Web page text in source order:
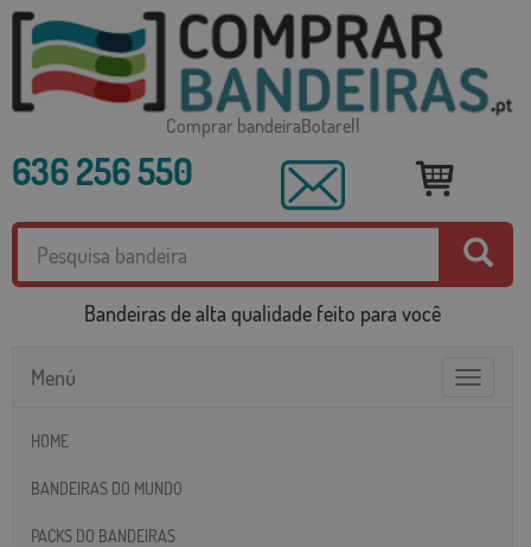
Comprar bandeiraBotarell
636 256 550
Bandeiras de alta qualidade feito para você
Toggle
Menú
HOME
BANDEIRAS DO MUNDO
PACKS DO BANDEIRAS